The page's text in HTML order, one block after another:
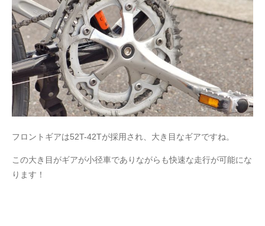
フロントギアは52T-42Tが採用され、大き目なギアですね。
この大き目がギアが小径車でありながらも快速な走行が可能にな
ります！